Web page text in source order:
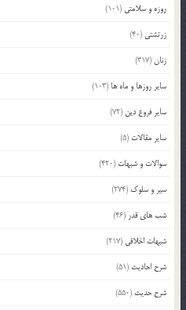
روزه و سلامتی (101)
زرتشتی (40)
زنان(317)
سایر روزها و ماه ها (103)
سایر فروع دین (72)
سایر مقالات (5)
سوالات و شبهات (420)
سیر و سلوک (274)
شب های قدر (46)
شبهات اخلاقی (217)
شرح احادیث (51)
شرح حدیث (550)